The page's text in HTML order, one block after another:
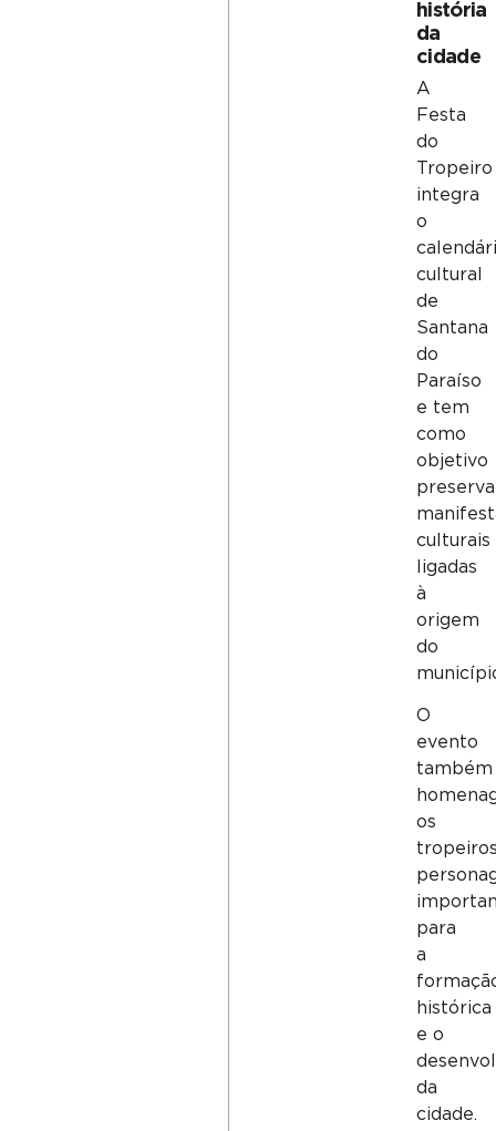
história
da
cidade
A
Festa
do
Tropeiro
integra
o
cultural
de
Santana
do
Paraíso
e tem
como
objetivo
culturais
ligadas
à
origem
do
O
evento
também
os
para
a
histórica
e o
da
cidade.